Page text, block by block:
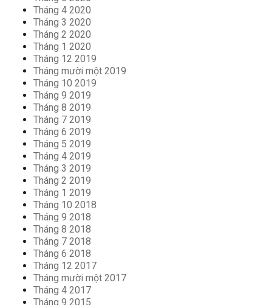
Tháng 4 2020
Tháng 3 2020
Tháng 2 2020
Tháng 1 2020
Tháng 12 2019
Tháng mười một 2019
Tháng 10 2019
Tháng 9 2019
Tháng 8 2019
Tháng 7 2019
Tháng 6 2019
Tháng 5 2019
Tháng 4 2019
Tháng 3 2019
Tháng 2 2019
Tháng 1 2019
Tháng 10 2018
Tháng 9 2018
Tháng 8 2018
Tháng 7 2018
Tháng 6 2018
Tháng 12 2017
Tháng mười một 2017
Tháng 4 2017
Tháng 9 2015